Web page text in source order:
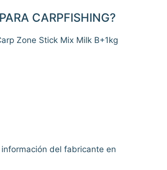
CARPFISHING?
Zone Stick Mix Milk B+1kg
del fabricante en